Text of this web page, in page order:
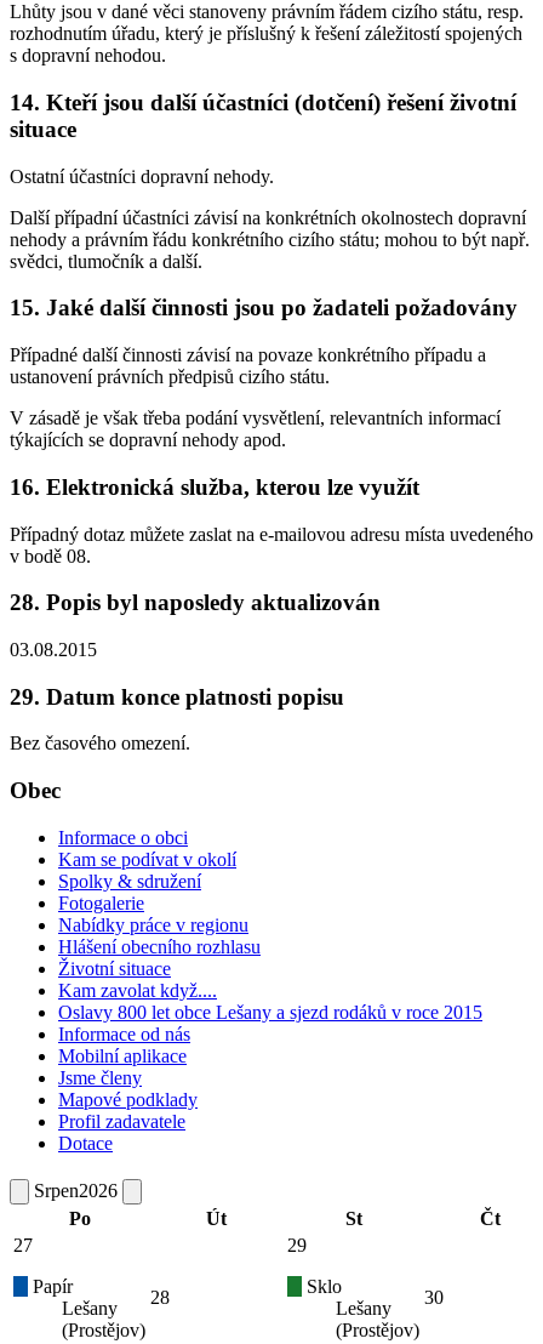
Lhůty jsou v dané věci stanoveny právním řádem cizího státu, resp.
rozhodnutím úřadu, který je příslušný k řešení záležitostí spojených
s dopravní nehodou.
14. Kteří jsou další účastníci (dotčení) řešení životní
situace
Ostatní účastníci dopravní nehody.
Další případní účastníci závisí na konkrétních okolnostech dopravní
nehody a právním řádu konkrétního cizího státu; mohou to být např.
svědci, tlumočník a další.
15. Jaké další činnosti jsou po žadateli požadovány
Případné další činnosti závisí na povaze konkrétního případu a
ustanovení právních předpisů cizího státu.
V zásadě je však třeba podání vysvětlení, relevantních informací
týkajících se dopravní nehody apod.
16. Elektronická služba, kterou lze využít
Případný dotaz můžete zaslat na e-mailovou adresu místa uvedeného
v bodě 08.
28. Popis byl naposledy aktualizován
03.08.2015
29. Datum konce platnosti popisu
Bez časového omezení.
Obec
Informace o obci
Kam se podívat v okolí
Spolky & sdružení
Fotogalerie
Nabídky práce v regionu
Hlášení obecního rozhlasu
Životní situace
Kam zavolat když....
Oslavy 800 let obce Lešany a sjezd rodáků v roce 2015
Informace od nás
Mobilní aplikace
Jsme členy
Mapové podklady
Profil zadavatele
Dotace
Srpen2026
Po
Út St
Čt
27
Papír
Lešany
(Prostějov)
28
29
Sklo
Lešany
(Prostějov)
30